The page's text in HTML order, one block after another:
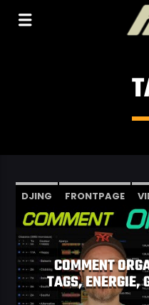
DJING FRONTPAGE
COMMENT
TAGS, ENERGIE,